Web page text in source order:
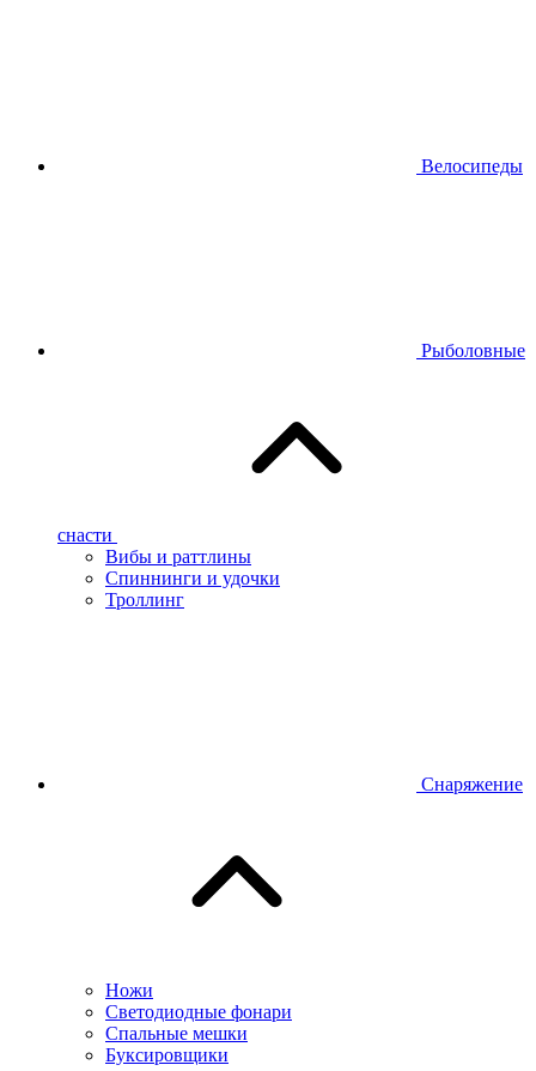
Велосипеды
Рыболовные
снасти
Вибы и раттлины
Спиннинги и удочки
Троллинг
Снаряжение
Ножи
Светодиодные фонари
Спальные мешки
Буксировщики